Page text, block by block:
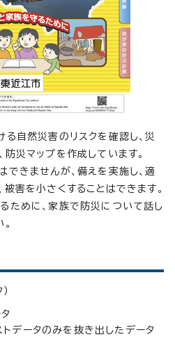
自然災害のリスクを確認し、災
災マップを作成しています。
できませんが、備えを実施し、適
害を小さくすることはできます。
ために、家族で防災について話し
データのみを抜き出したデータ